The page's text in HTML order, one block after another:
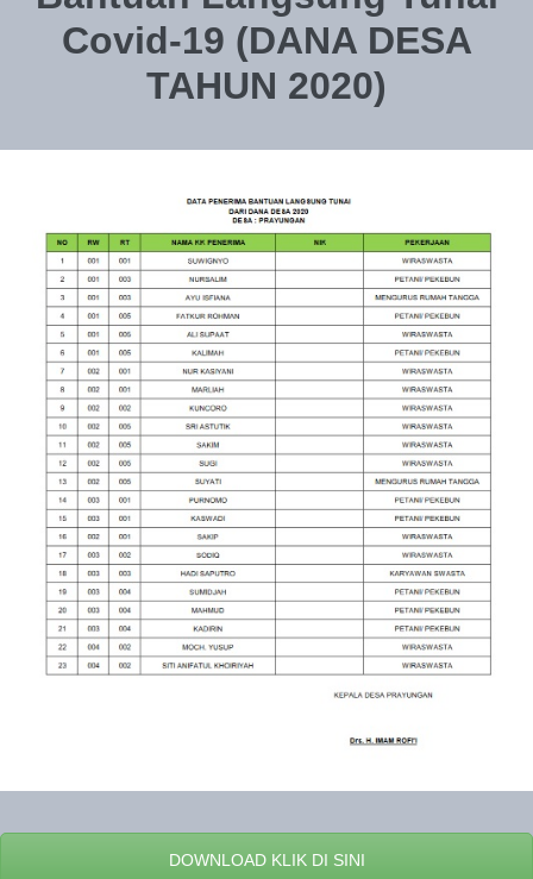
Covid-19 (DANA DESA
TAHUN 2020)
DOWNLOAD KLIK DI SINI